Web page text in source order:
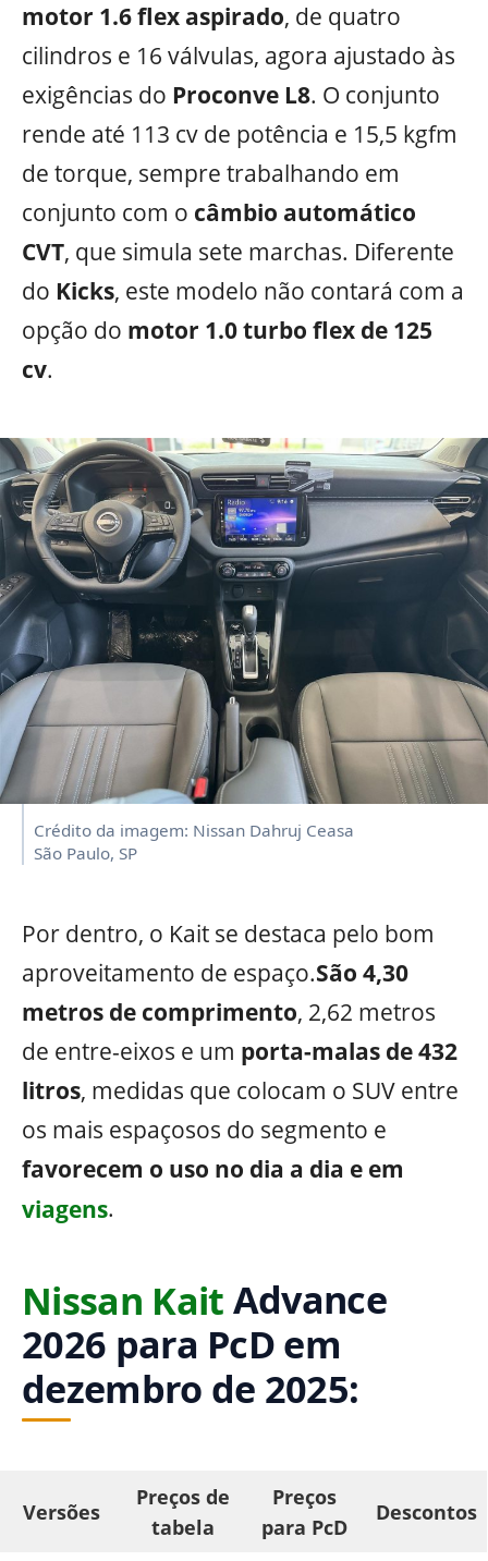
motor 1.6 flex aspirado, de quatro
cilindros e 16 válvulas, agora ajustado às
exigências do Proconve L8. O conjunto
rende até 113 cv de potência e 15,5 kgfm
de torque, sempre trabalhando em
conjunto com o câmbio automático
CVT, que simula sete marchas. Diferente
do Kicks, este modelo não contará com a
opção do motor 1.0 turbo flex de 125
cv.
Crédito da imagem: Nissan Dahruj Ceasa
São Paulo, SP
Por dentro, o Kait se destaca pelo bom
aproveitamento de espaço.São 4,30
metros de comprimento, 2,62 metros
de entre-eixos e um porta-malas de 432
litros, medidas que colocam o SUV entre
os mais espaçosos do segmento e
favorecem o uso no dia a dia e em
viagens.
Nissan KaitAdvance
2026 para PcD em
dezembro de 2025:
Versões
Preços de
tabela
Preços
para PcD
Descontos